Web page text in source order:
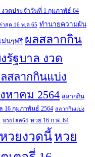
งวดประจำวันที่ 1 กุมภาพัธ์ 64
าสุด 16 พ.ค 65 ทํานายความฝัน
ม่นๆฟรี ผลสลากกิน
รัฐบาล งวด
สลากกินแบ่ง
หาคม 2564 สลากกิน
16 กุมภาพันธ์ 2564 สลากกินแบ่ง
หวย1สค64 หวย 16 ก.พ. 64
หวยงวดนี้หวย